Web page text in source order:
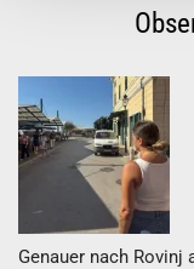
Genauer nach